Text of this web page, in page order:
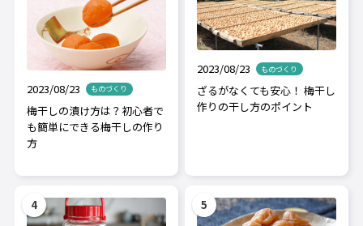
2023/08/23 ものづくり
梅干しの漬け方は？初心者で
も簡単にできる梅干しの作り
方
2023/08/23 ものづくり
ざるがなくても安心！ 梅干し
作りの干し方のポイント